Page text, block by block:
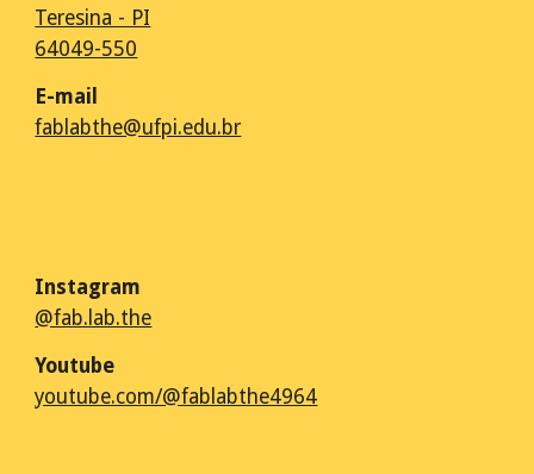
Teresina - PI
64049-550
E-mail
fablabthe@ufpi.edu.br
Instagram
@fab.lab.the
Youtube
youtube.com/@fablabthe4964